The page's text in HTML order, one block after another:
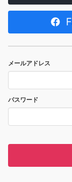
メールアドレス
パスワード